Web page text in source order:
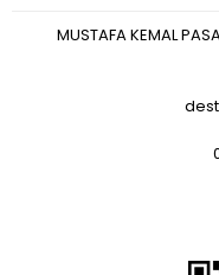
MUSTAFA KEMAL